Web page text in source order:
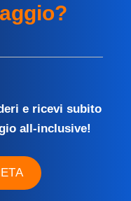
e ricevi subito
all-inclusive!